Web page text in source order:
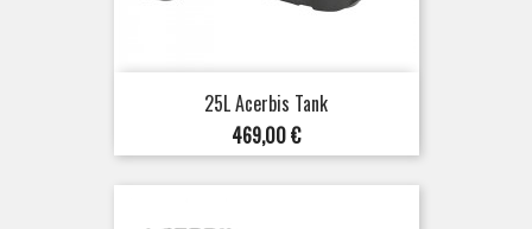
25L Acerbis Tank
Preis
469,00 €